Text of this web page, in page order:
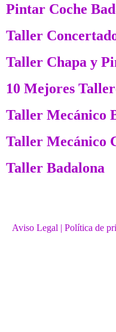
Pintar Coche
Taller
Taller Chapa y
10 Mejores
Taller Mecánico
Taller Mecánico
Taller Badalona
Aviso Legal | Política de